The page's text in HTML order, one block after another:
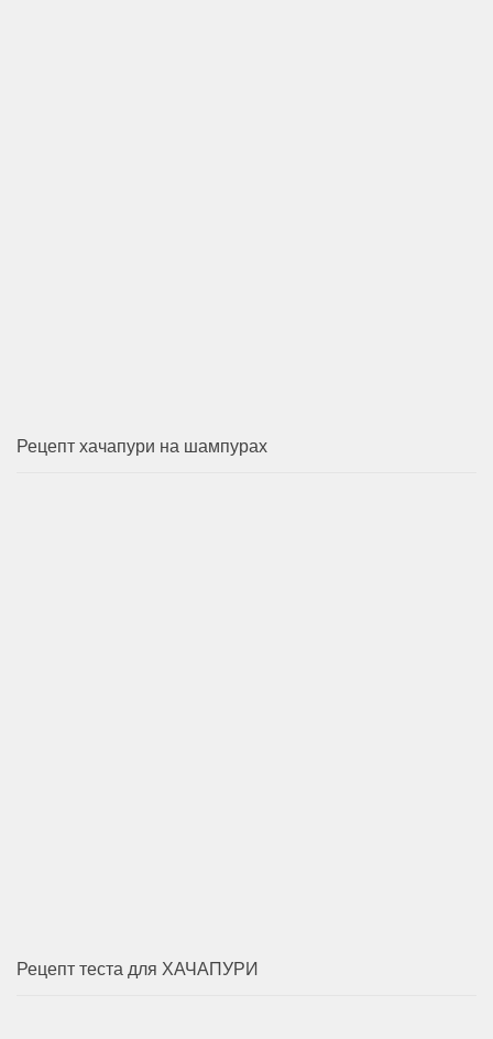
Рецепт хачапури на шампурах
Рецепт теста для ХАЧАПУРИ